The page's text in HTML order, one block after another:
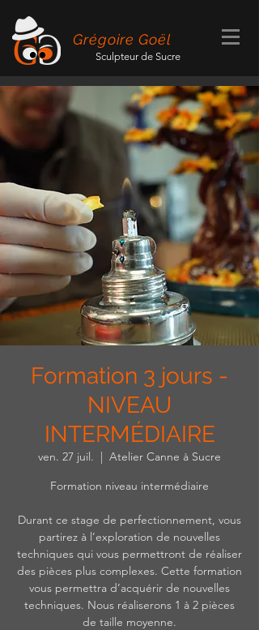
Grégoire Goël
Sculpteur de Sucre
Formation 3 jours -
NIVEAU
INTERMÉDIAIRE
ven. 27 juil.
  |
Atelier Canne à Sucre
Formation niveau intermédiaire
Durant ce stage de perfectionnement, vous
partirez à l’exploration de nouvelles
techniques qui vous permettront de réaliser
des pièces plus complexes. Cette formation
vous permettra d’acquérir de nouvelles
techniques. Nous réaliserons 1 à 2 pièces
de taille moyenne.